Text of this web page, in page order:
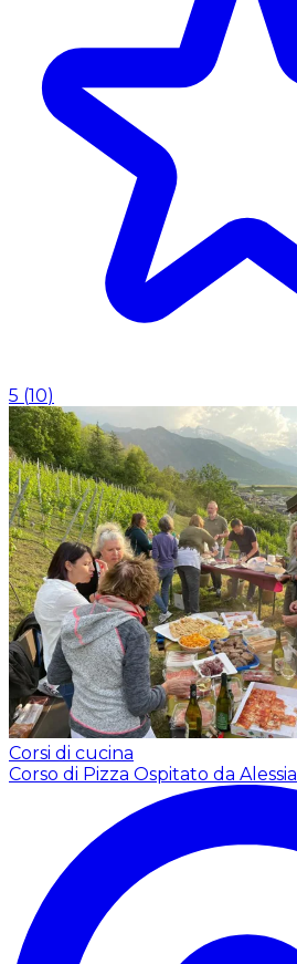
5 (10)
Corsi di cucina
Corso di Pizza Ospitato da Alessia